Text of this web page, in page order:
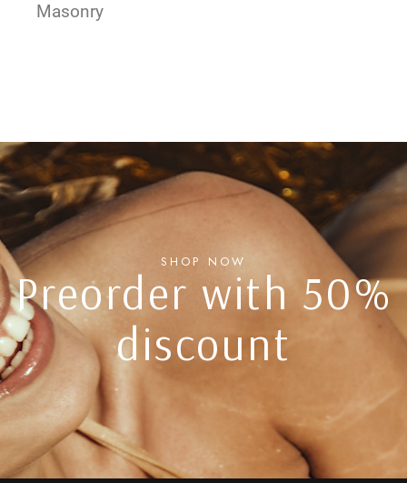
Masonry
SHOP NOW
Preorder with 50%
discount